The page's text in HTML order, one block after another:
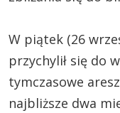
W piątek (26
przychylił się do
tymczasowe
najbliższe dwa